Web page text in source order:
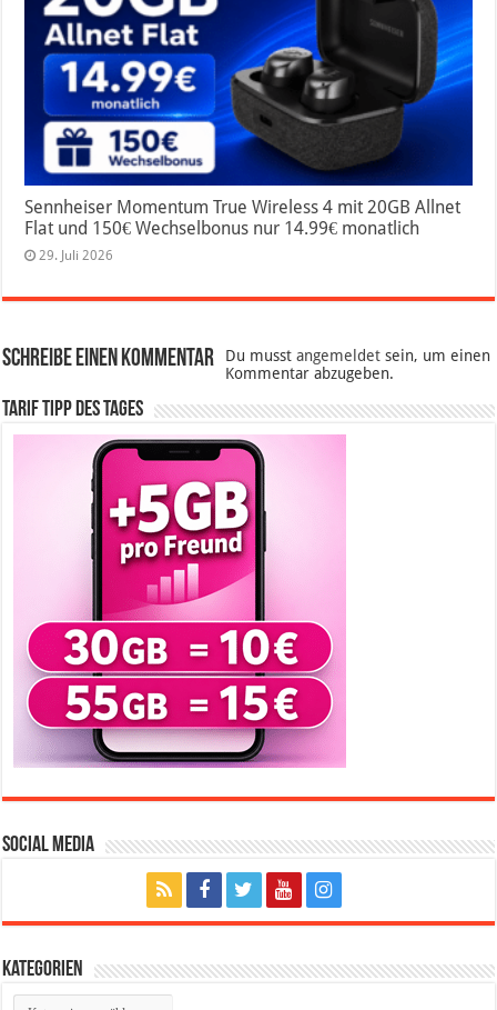
Sennheiser Momentum True Wireless 4 mit 20GB Allnet
Flat und 150€ Wechselbonus nur 14.99€ monatlich
29. Juli 2026
Schreibe einen Kommentar Du musstangemeldet sein, um einen
Kommentar abzugeben.
Tarif Tipp des Tages
Social Media
Kategorien
Kategorien